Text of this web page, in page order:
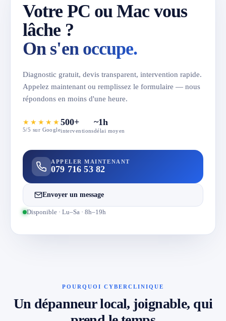
Votre PC ou Mac vous
lâche ?
On s'en occupe.
Diagnostic gratuit, devis transparent, intervention rapide.
Appelez maintenant ou remplissez le formulaire — nous
répondons en moins d'une heure.
★★★★★
5/5 sur Google
500+
interventions
~1h
délai moyen
APPELER MAINTENANT
079 716 53 82
Envoyer un message
Disponible · Lu–Sa · 8h–19h
POURQUOI CYBERCLINIQUE
Un dépanneur local, joignable, qui